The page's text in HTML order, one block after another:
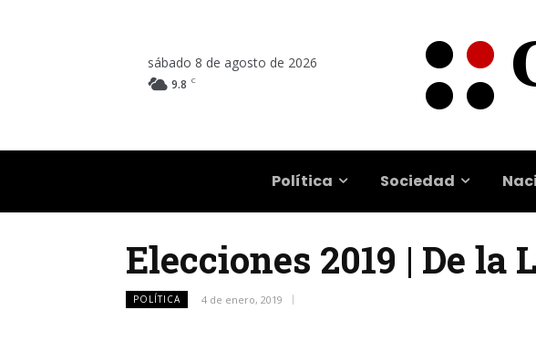
sábado 8 de agosto de 2026
9.8 C
Política Sociedad
Elecciones 2019 | De la
POLÍTICA 4 de enero, 2019